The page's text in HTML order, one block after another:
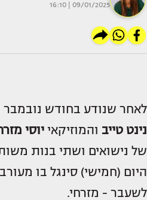
09/01/2025 | 16:10
לאחר שנודע בחודש נובמבר
נינט טייב והמוזיקאי יוסי
של נישואים ושתי בנות
היום (חמישי) סינגל בו
לשעבר - מזרחי.